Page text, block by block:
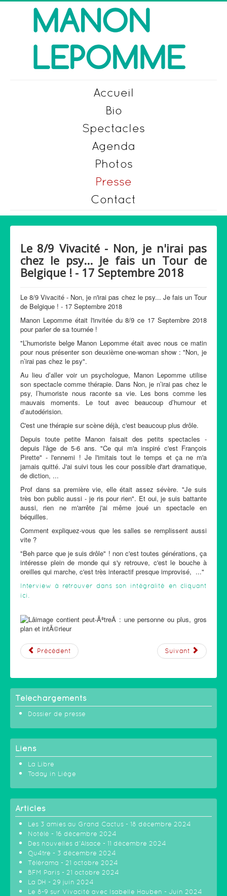
Accueil
Bio
Spectacles
Agenda
Photos
Presse
Contact
Le 8/9 Vivacité - Non, je n'irai pas
chez le psy... Je fais un Tour de
Belgique ! - 17 Septembre 2018
Le 8/9 Vivacité - Non, je n'irai pas chez le psy... Je fais un Tour
de Belgique ! - 17 Septembre 2018
Manon Lepomme était l'invitée du 8/9 ce 17 Septembre 2018
pour parler de sa tournée !
"L’humoriste belge Manon Lepomme était avec nous ce matin
pour nous présenter son deuxième one-woman show : "Non, je
n’irai pas chez le psy".
Au lieu d’aller voir un psychologue, Manon Lepomme utilise
son spectacle comme thérapie. Dans Non, je n’irai pas chez le
psy, l’humoriste nous raconte sa vie. Les bons comme les
mauvais moments. Le tout avec beaucoup d’humour et
d’autodérision.
C'est une thérapie sur scène déjà, c'est beaucoup plus drôle.
Depuis toute petite Manon faisait des petits spectacles -
depuis l'âge de 5-6 ans. "Ce qui m'a inspiré c'est François
Pirette" - l'ennemi ! Je l'imitais tout le temps et ça ne m'a
jamais quitté. J'ai suivi tous les cour possible d'art dramatique,
de diction, ...
Prof dans sa première vie, elle était assez sévère. "Je suis
très bon public aussi - je ris pour rien". Et oui, je suis battante
aussi, rien ne m'arrête j'ai même joué un spectacle en
béquilles.
Comment expliquez-vous que les salles se remplissent aussi
vite ?
"Beh parce que je suis drôle" ! non c'est toutes générations, ça
intéresse plein de monde qui s'y retrouve, c'est le bouche à
oreilles qui marche, c'est très interactif presque improvisé, ..."
Interview à retrouver dans son intégralité en cliquant
ici.
Précédent Suivant
Téléchargements
Dossier de presse
Liens
La Libre
Today in Liège
Articles
Les 3 amies au Grand Cactus - 18 décembre 2024
Notélé - 16 décembre 2024
Des nouvelles d'Alsace - 11 décembre 2024
Qu4tre - 3 décembre 2024
Télérama - 21 octobre 2024
BFM Paris - 21 octobre 2024
La DH - 29 juin 2024
Le 8-9 sur Vivacité avec Isabelle Hauben - Juin 2024